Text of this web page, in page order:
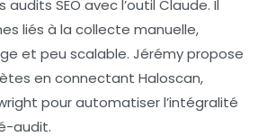
SEO avec l’outil Claude. Il
liés à la collecte manuelle,
et peu scalable. Jérémy propose
en connectant Haloscan,
pour automatiser l’intégralité
audit.